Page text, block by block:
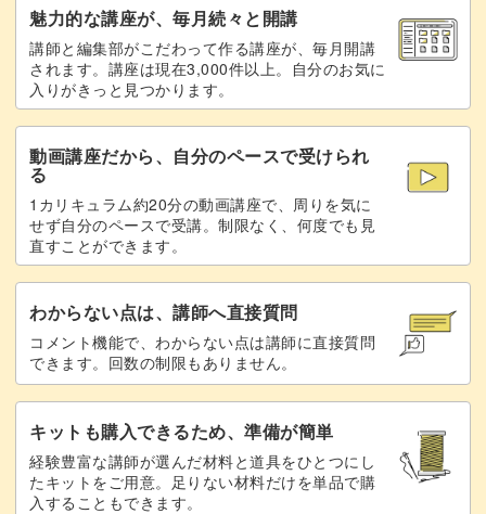
魅力的な講座が、毎月続々と開講
講師と編集部がこだわって作る講座が、毎月開講
されます。講座は現在3,000件以上。自分のお気に
入りがきっと見つかります。
動画講座だから、自分のペースで受けられ
る
1カリキュラム約20分の動画講座で、周りを気に
せず自分のペースで受講。制限なく、何度でも見
直すことができます。
わからない点は、講師へ直接質問
コメント機能で、わからない点は講師に直接質問
できます。回数の制限もありません。
キットも購入できるため、準備が簡単
経験豊富な講師が選んだ材料と道具をひとつにし
たキットをご用意。足りない材料だけを単品で購
入することもできます。